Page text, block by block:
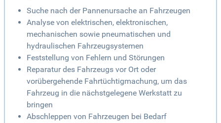
Suche nach der Pannenursache an Fahrzeugen
Analyse von elektrischen, elektronischen,
mechanischen sowie pneumatischen und
hydraulischen Fahrzeugsystemen
Feststellung von Fehlern und Störungen
Reparatur des Fahrzeugs vor Ort oder
vorübergehende Fahrtüchtigmachung, um das
Fahrzeug in die nächstgelegene Werkstatt zu
bringen
Abschleppen von Fahrzeugen bei Bedarf